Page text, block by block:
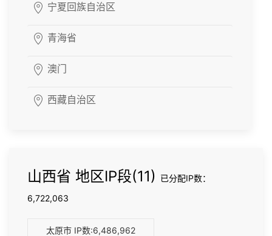
宁夏回族自治区
青海省
澳门
西藏自治区
山西省 地区IP段(11) 已分配IP数：
6,722,063
太原市 IP数:6,486,962